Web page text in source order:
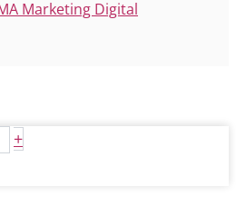
Marketing Digital
+